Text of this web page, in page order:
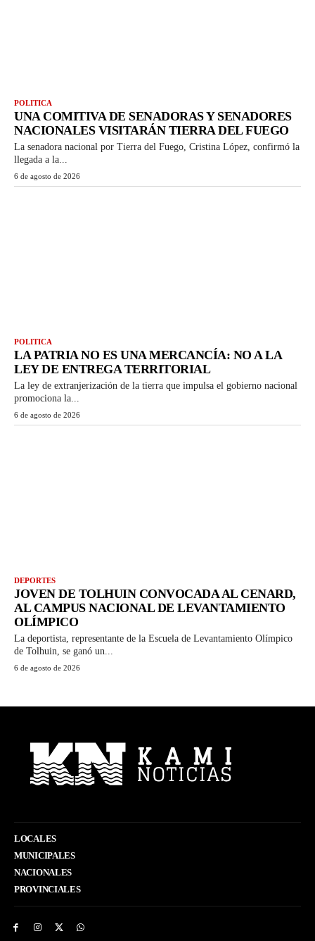
POLITICA
UNA COMITIVA DE SENADORAS Y SENADORES
NACIONALES VISITARÁN TIERRA DEL FUEGO
La senadora nacional por Tierra del Fuego, Cristina López, confirmó la
llegada a la...
6 de agosto de 2026
POLITICA
LA PATRIA NO ES UNA MERCANCÍA: NO A LA
LEY DE ENTREGA TERRITORIAL
La ley de extranjerización de la tierra que impulsa el gobierno nacional
promociona la...
6 de agosto de 2026
DEPORTES
JOVEN DE TOLHUIN CONVOCADA AL CENARD,
AL CAMPUS NACIONAL DE LEVANTAMIENTO
OLÍMPICO
La deportista, representante de la Escuela de Levantamiento Olímpico
de Tolhuin, se ganó un...
6 de agosto de 2026
LOCALES
MUNICIPALES
NACIONALES
PROVINCIALES